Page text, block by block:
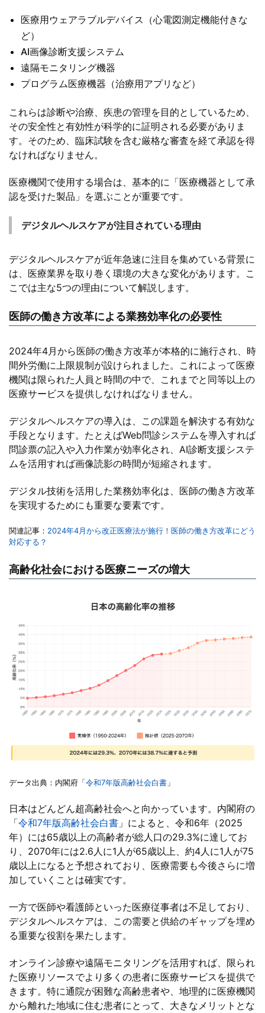
医療用ウェアラブルデバイス（心電図測定機能付きな
ど）
AI画像診断支援システム
遠隔モニタリング機器
プログラム医療機器（治療用アプリなど）
これらは診断や治療、疾患の管理を目的としているため、
その安全性と有効性が科学的に証明される必要がありま
す。そのため、臨床試験を含む厳格な審査を経て承認を得
なければなりません。
医療機関で使用する場合は、基本的に「医療機器として承
認を受けた製品」を選ぶことが重要です。
デジタルヘルスケアが注目されている理由
デジタルヘルスケアが近年急速に注目を集めている背景に
は、医療業界を取り巻く環境の大きな変化があります。こ
こでは主な5つの理由について解説します。
医師の働き方改革による業務効率化の必要性
2024年4月から医師の働き方改革が本格的に施行され、時
間外労働に上限規制が設けられました。これによって医療
機関は限られた人員と時間の中で、これまでと同等以上の
医療サービスを提供しなければなりません。
デジタルヘルスケアの導入は、この課題を解決する有効な
手段となります。たとえばWeb問診システムを導入すれば
問診票の記入や入力作業が効率化され、AI診断支援システ
ムを活用すれば画像読影の時間が短縮されます。
デジタル技術を活用した業務効率化は、医師の働き方改革
を実現するためにも重要な要素です。
関連記事： 2024年4月から改正医療法が施行！医師の働き方改革にどう
対応する？
高齢化社会における医療ニーズの増大
データ出典：内閣府「令和7年版高齢社会白書 」
日本はどんどん超高齢社会へと向かっています。内閣府の
「令和7年版高齢社会白書 」によると、令和6年（2025
年）には65歳以上の高齢者が総人口の29.3%に達してお
り、2070年には2.6人に1人が65歳以上、約4人に1人が75
歳以上になると予想されており、医療需要も今後さらに増
加していくことは確実です。
一方で医師や看護師といった医療従事者は不足しており、
デジタルヘルスケアは、この需要と供給のギャップを埋め
る重要な役割を果たします。
オンライン診療や遠隔モニタリングを活用すれば、限られ
た医療リソースでより多くの患者に医療サービスを提供で
きます。特に通院が困難な高齢患者や、地理的に医療機関
から離れた地域に住む患者にとって、大きなメリットとな